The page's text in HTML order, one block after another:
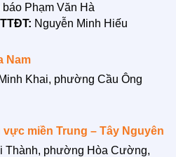
Phạm Văn Hà
Nguyễn Minh Hiếu
Nam
Khai, phường Cầu Ông
miền Trung – Tây Nguyên
Thành, phường Hòa Cường,